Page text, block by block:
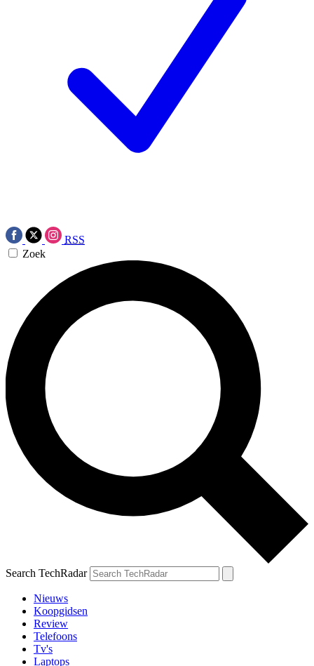
RSS
Zoek
Search TechRadar
Nieuws
Koopgidsen
Review
Telefoons
Tv's
Laptops